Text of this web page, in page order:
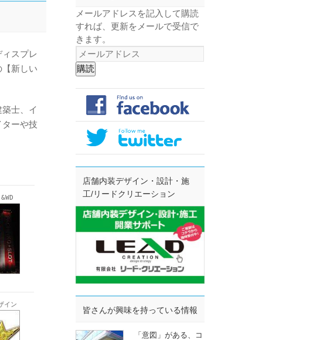
スプレ
新しい
士、イ
ーや技
イン
メールアドレスを記入して購読
すれば、更新をメールで受信で
きます。
購読
店舗内装デザイン・設計・施
工/リードクリエーション
皆さんが興味を持っている情報
「意図」がある、コ